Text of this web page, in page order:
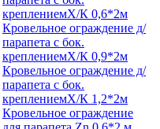
креплениемХ/К 0,6*2м
Кровельное ограждение д/
парапета с бок.
креплениемХ/К 0,9*2м
Кровельное ограждение д/
парапета с бок.
креплениемХ/К 1,2*2м
Кровельное ограждение